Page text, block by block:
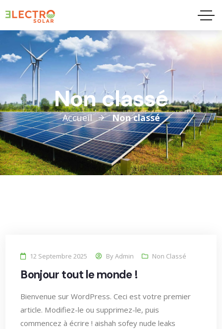
Non classé
Accueil Non classé
12 Septembre 2025 ByAdmin Non Classé
Bonjour tout le monde !
Bienvenue sur WordPress. Ceci est votre premier
article. Modifiez-le ou supprimez-le, puis
commencez à écrire ! aishah sofey nude leaks